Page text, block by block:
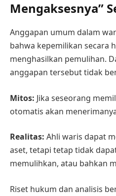
Mengaksesnya”
Anggapan umum dalam
bahwa kepemilikan secara
menghasilkan pemulihan.
anggapan tersebut tidak
Mitos: Jika seseorang
otomatis akan
Realitas: Ahli waris dapat
aset, tetapi tetap tidak
memulihkan, atau bahkan
Riset hukum dan analisis